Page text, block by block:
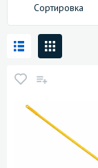
Сортировка